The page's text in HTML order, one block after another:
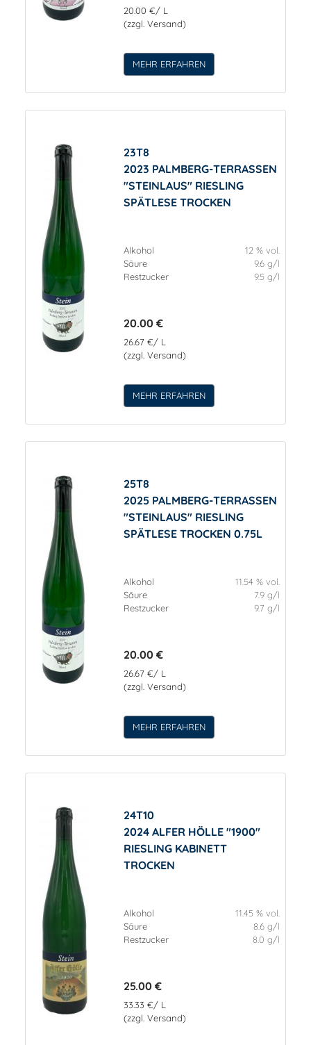
20.00 €/ L
(zzgl. Versand)
MEHR ERFAHREN
23T8
2023 PALMBERG-TERRASSEN
"STEINLAUS" RIESLING
SPÄTLESE TROCKEN
Alkohol
12 % vol.
Säure
9.6 g/l
Restzucker
9.5 g/l
20.00 €
26.67 €/ L
(zzgl. Versand)
MEHR ERFAHREN
25T8
2025 PALMBERG-TERRASSEN
"STEINLAUS" RIESLING
SPÄTLESE TROCKEN 0.75L
Alkohol
11.54 % vol.
Säure
7.9 g/l
Restzucker
9.7 g/l
20.00 €
26.67 €/ L
(zzgl. Versand)
MEHR ERFAHREN
24T10
2024 ALFER HÖLLE "1900"
RIESLING KABINETT
TROCKEN
Alkohol
11.45 % vol.
Säure
8.6 g/l
Restzucker
8.0 g/l
25.00 €
33.33 €/ L
(zzgl. Versand)